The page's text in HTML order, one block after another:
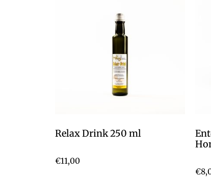
Relax Drink 250 ml
€11,00
€